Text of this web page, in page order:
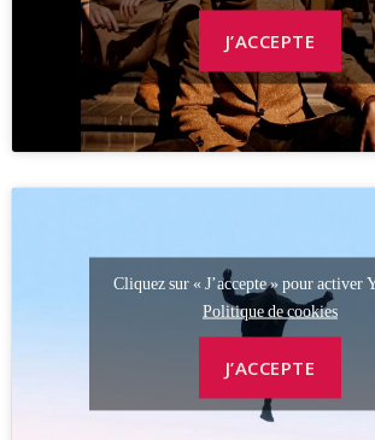
J’ACCEPTE
Cliquez sur « J’accepte » pour activer
Politique de cookies
J’ACCEPTE